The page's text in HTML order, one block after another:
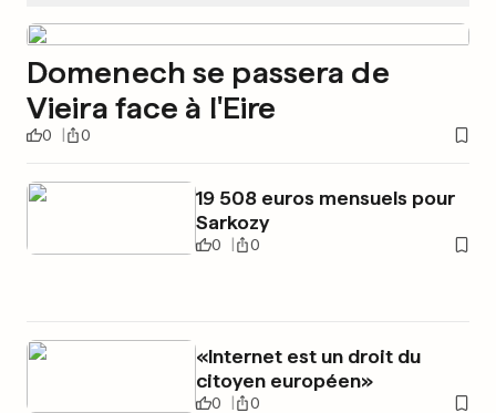
Domenech se passera de
Vieira face à l'Eire
0 0
19 508 euros mensuels pour
Sarkozy
0 0
«Internet est un droit du
citoyen européen»
0 0